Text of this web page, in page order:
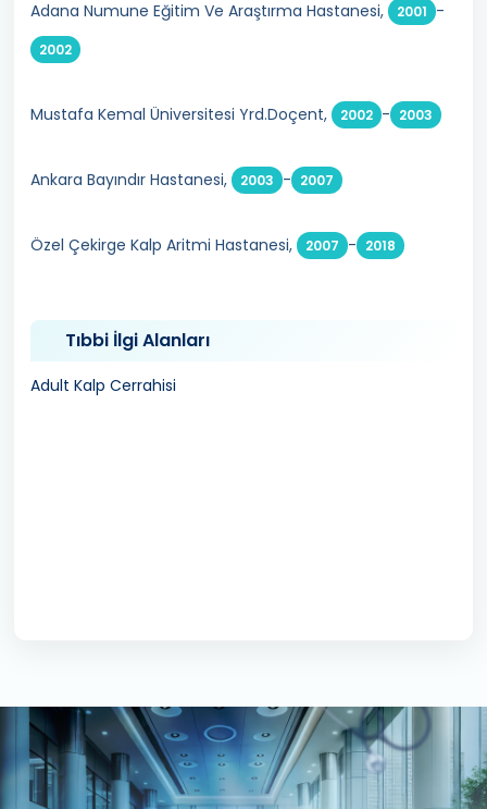
Adana Numune Eğitim Ve Araştırma Hastanesi, 2001 -
2002
Mustafa Kemal Üniversitesi Yrd.Doçent, 2002 - 2003
Ankara Bayındır Hastanesi, 2003 - 2007
Özel Çekirge Kalp Aritmi Hastanesi, 2007 - 2018
Tıbbi İlgi Alanları
Adult Kalp Cerrahisi